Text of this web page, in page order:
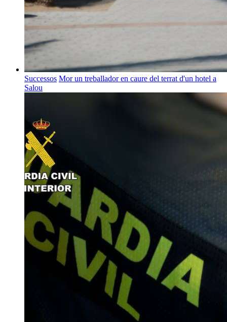
Successos Mor un treballador en caure del terrat d'un hotel a
Salou